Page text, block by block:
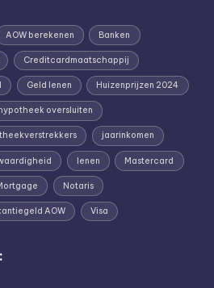
AOW berekenen Banken
Creditcardmaatschappij
Geld lenen Huizenprijzen 2024
hypotheek oversluiten
jaarinkomen
lenen Mastercard
Notaris
AOW Visa